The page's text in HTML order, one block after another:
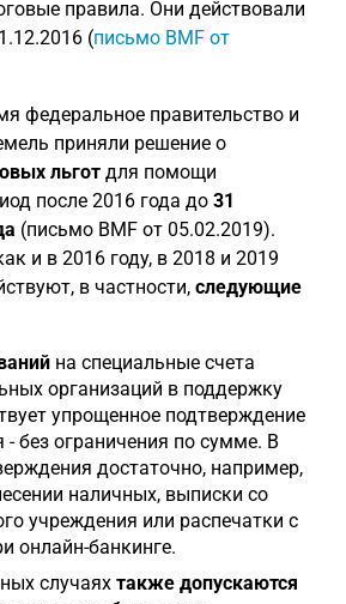
правила. Они действовали
(письмо BMF от
федеральное правительство и
приняли решение о
льгот для помощи
после 2016 года до 31
(письмо BMF от 05.02.2019).
и в 2016 году, в 2018 и 2019
в частности, следующие
на специальные счета
организаций в поддержку
упрощенное подтверждение
- без ограничения по сумме. В
достаточно, например,
наличных, выписки со
учреждения или распечатки с
онлайн-банкинге.
случаях также допускаются